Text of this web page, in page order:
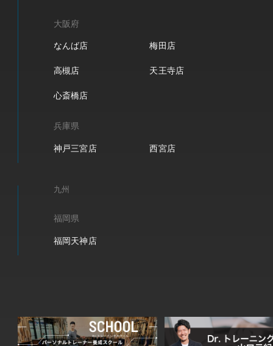
大阪府
なんば店 梅田店
高槻店 天王寺店
心斎橋店
兵庫県
神戸三宮店 西宮店
九州
福岡県
福岡天神店